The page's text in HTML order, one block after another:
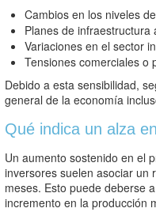
Cambios en los niveles
Planes de infraestructura
Variaciones en el sector
Tensiones comerciales o
Debido a esta sensibilidad,
general de la economía
Qué indica un alza
Un aumento sostenido en el
inversores suelen asociar un
meses. Esto puede deberse
incremento en la producción